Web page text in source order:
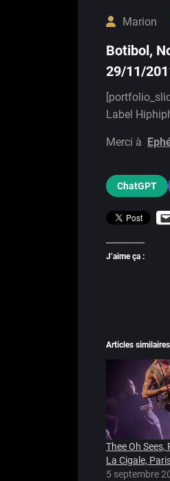
Marion
Botibol,
29/11/
Label
Merci à
ChatGPT
J’aime ça :
Articles similaires
Thee Oh Sees,
La Cigale,
5 septembre